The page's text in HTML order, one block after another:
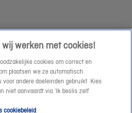
wij werken met cookies!
cookies om correct en
plaatsen we ze automatisch.
voor andere doeleinden gebruikt. Kies
niet aanvaardt via ‘Ik beslis zelf
cookiebeleid.